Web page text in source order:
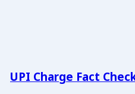
UPI Charge Fact